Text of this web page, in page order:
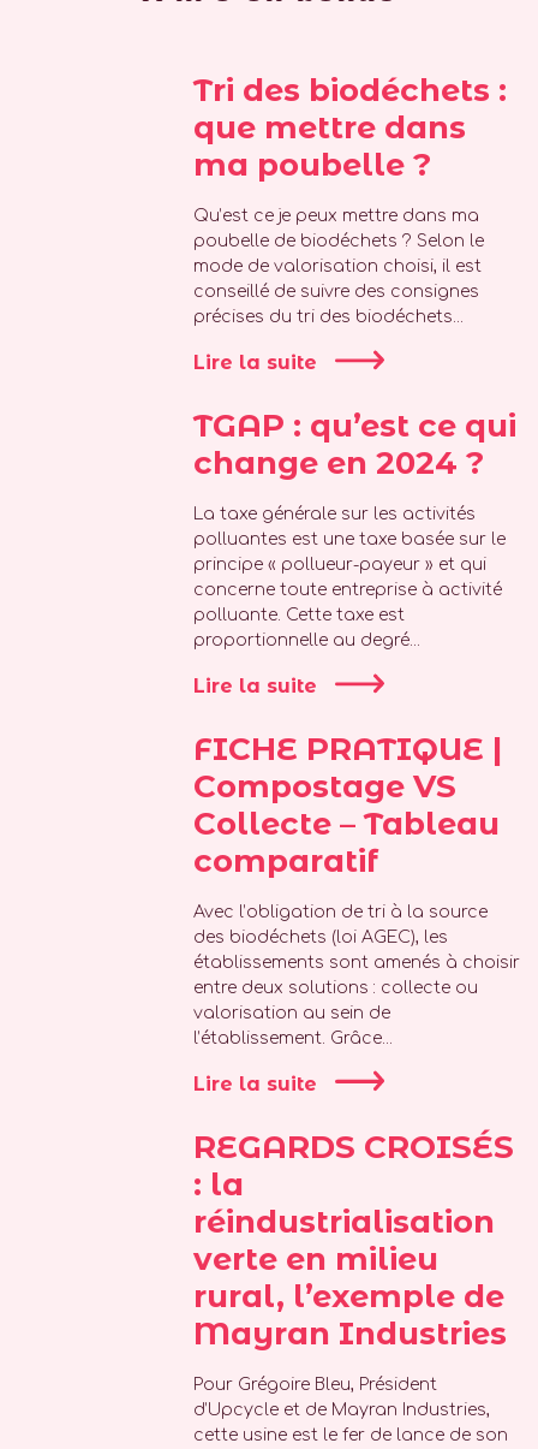
Tri des biodéchets :
que mettre dans
ma poubelle ?
Qu’est ce je peux mettre dans ma
poubelle de biodéchets ? Selon le
mode de valorisation choisi, il est
conseillé de suivre des consignes
précises du tri des biodéchets...
Lire la suite
TGAP : qu’est ce qui
change en 2024 ?
La taxe générale sur les activités
polluantes est une taxe basée sur le
principe « pollueur-payeur » et qui
concerne toute entreprise à activité
polluante. Cette taxe est
proportionnelle au degré...
Lire la suite
FICHE PRATIQUE |
Compostage VS
Collecte – Tableau
comparatif
Avec l’obligation de tri à la source
des biodéchets (loi AGEC), les
établissements sont amenés à choisir
entre deux solutions : collecte ou
valorisation au sein de
l’établissement. Grâce...
Lire la suite
REGARDS CROISÉS
: la
réindustrialisation
verte en milieu
rural, l’exemple de
Mayran Industries
Pour Grégoire Bleu, Président
d’Upcycle et de Mayran Industries,
cette usine est le fer de lance de son